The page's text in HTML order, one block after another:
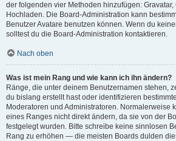
der folgenden vier Methoden hinzufügen:
Hochladen. Die Board-Administration kann
Benutzer Avatare benutzen können. Wenn du
solltest du die Board-Administration kontaktieren.
Nach oben
Was ist mein Rang und wie kann ich ihn ändern?
Ränge, die unter deinem Benutzernamen stehen,
du bislang erstellt hast oder identifizieren
Moderatoren und Administratoren. Normalerweise
eines Ranges nicht direkt ändern, da sie von der
festgelegt wurden. Bitte schreibe keine sinnlosen
Rang zu erhöhen — die meisten Boards dulden